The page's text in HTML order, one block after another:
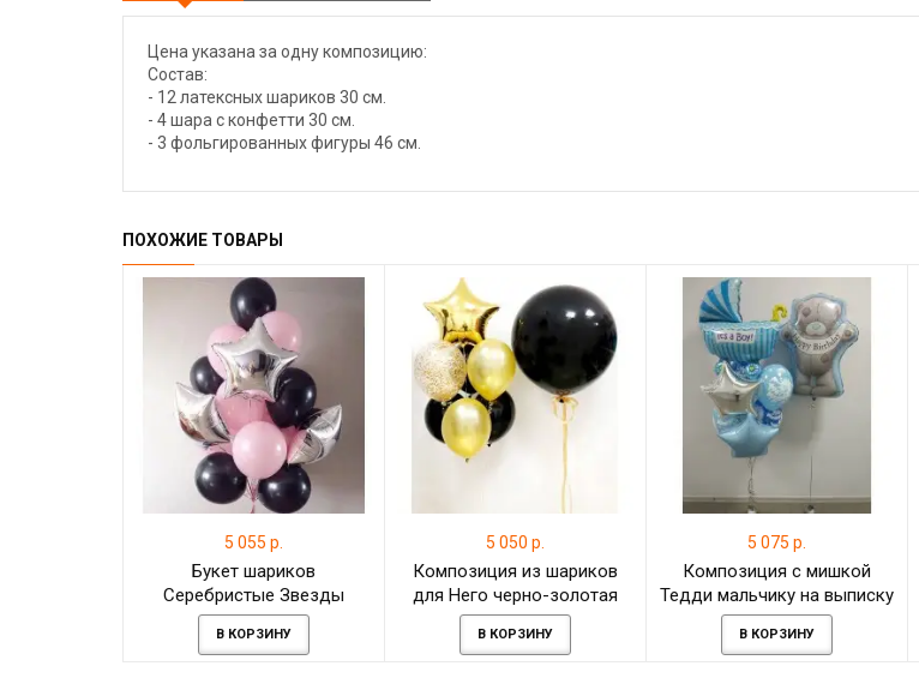
Цена указана за одну композицию:
Состав:
- 12 латексных шариков 30 см.
- 4 шара с конфетти 30 см.
- 3 фольгированных фигуры 46 см.
ПОХОЖИЕ ТОВАРЫ
5 055 р.
Букет шариков
Серебристые Звезды
В КОРЗИНУ
5 050 р.
Композиция из шариков
для Него черно-золотая
В КОРЗИНУ
5 075 р.
Композиция с мишкой
Тедди мальчику на выписку
В КОРЗИНУ